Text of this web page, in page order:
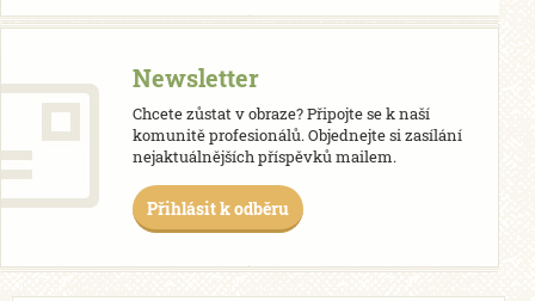
Newsletter
Chcete zůstat v obraze? Připojte se k naší
komunitě profesionálů. Objednejte si zasílání
nejaktuálnějších příspěvků mailem.
Přihlásit k odběru